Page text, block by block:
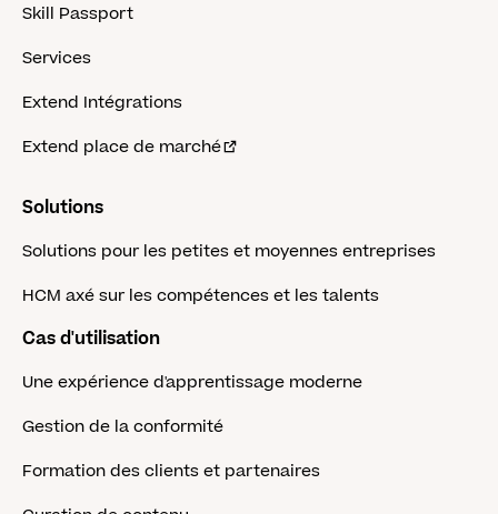
Skill Passport
Services
Extend Intégrations
Extend place de marché
Solutions
Solutions pour les petites et moyennes entreprises
HCM axé sur les compétences et les talents
Cas d'utilisation
Une expérience d'apprentissage moderne
Gestion de la conformité
Formation des clients et partenaires